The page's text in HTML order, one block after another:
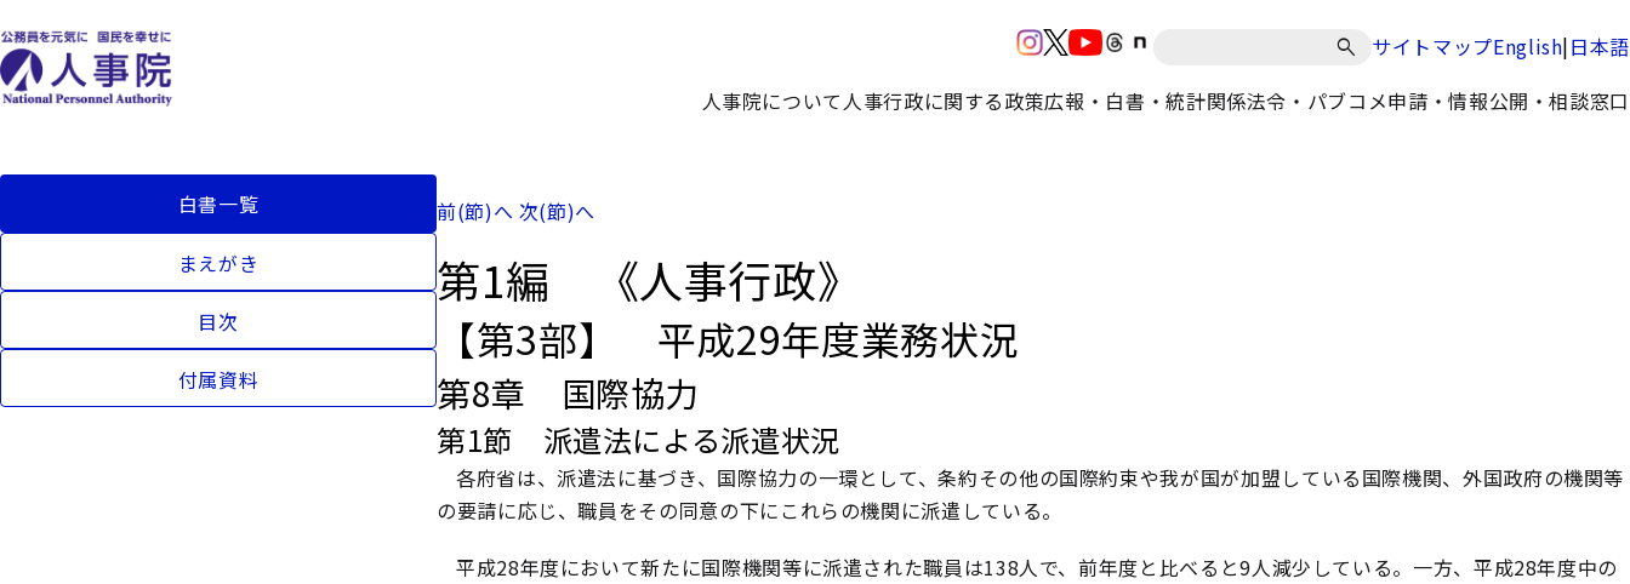
サイトマップEnglish|日本語
人事院について 人事行政に関する政策広報・白書・統計関係法令・パブコメ申請・情報公開・相談窓口
白書一覧
まえがき
目次
付属資料
前(節)へ 次(節)へ
第1編 《人事行政》
【第3部】 平成29年度業務状況
第8章 国際協力
第1節 派遣法による派遣状況
各府省は、派遣法に基づき、国際協力の一環として、条約その他の国際約束や我が国が加盟している国際機関、外国政府の機関等
の要請に応じ、職員をその同意の下にこれらの機関に派遣している。
平成28年度において新たに国際機関等に派遣された職員は138人で、前年度と比べると9人減少している。一方、平成28年度中の